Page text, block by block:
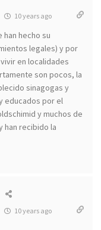
10 years ago
hecho su
legales) y por
en localidades
son pocos, la
sinagogas y
educados por el
y muchos de
han recibido la
10 years ago